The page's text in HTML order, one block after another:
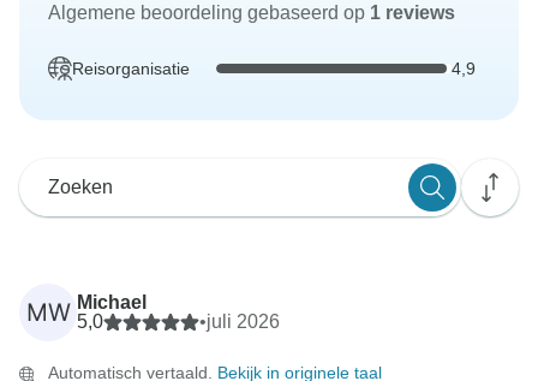
Algemene beoordeling gebaseerd op 1 reviews
Reisorganisatie 4,9
MW Michael
5,0
•juli 2026
Automatisch vertaald. Bekijk in originele taal